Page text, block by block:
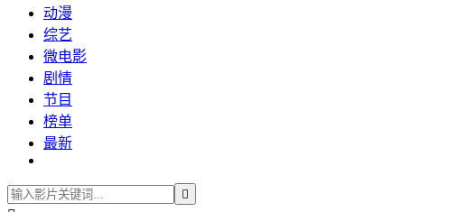
动漫
综艺
微电影
剧情
节目
榜单
最新
